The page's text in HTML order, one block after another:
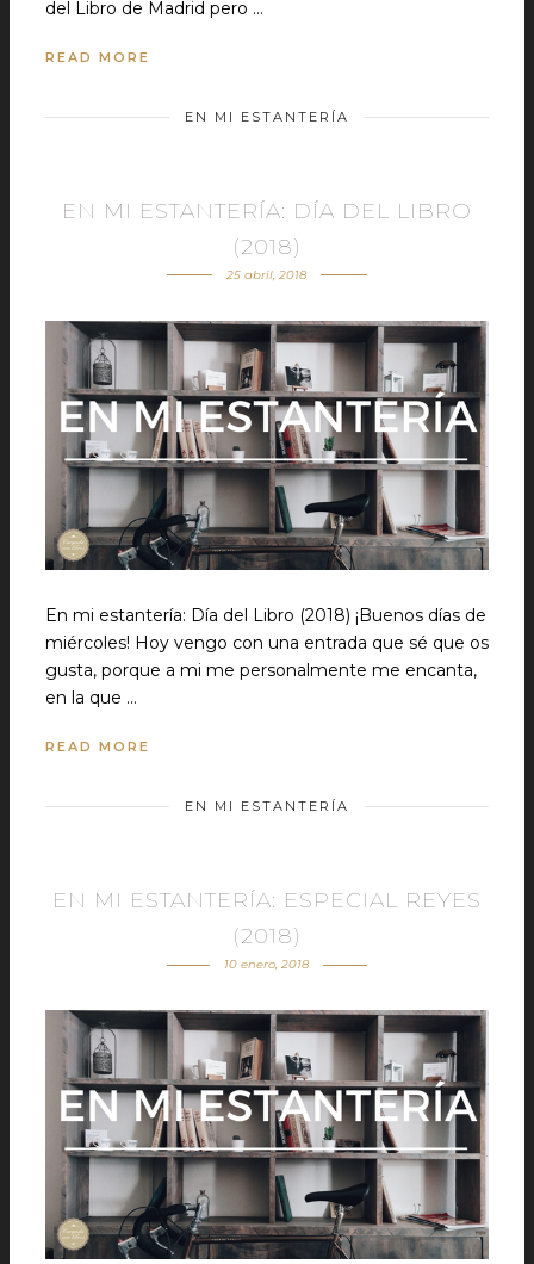
del Libro de Madrid pero …
READ MORE
EN MI ESTANTERÍA
EN MI ESTANTERÍA: DÍA DEL LIBRO
(2018)
25 abril, 2018
En mi estantería: Día del Libro (2018) ¡Buenos días de
miércoles! Hoy vengo con una entrada que sé que os
gusta, porque a mi me personalmente me encanta,
en la que …
READ MORE
EN MI ESTANTERÍA
EN MI ESTANTERÍA: ESPECIAL REYES
(2018)
10 enero, 2018